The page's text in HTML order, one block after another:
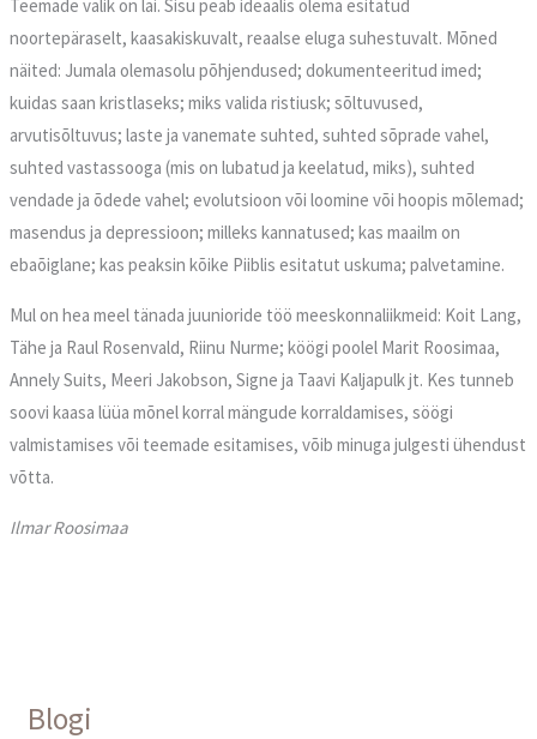
Teemade valik on lai. Sisu peab ideaalis olema esitatud
noortepäraselt, kaasakiskuvalt, reaalse eluga suhestuvalt. Mõned
näited: Jumala olemasolu põhjendused; dokumenteeritud imed;
kuidas saan kristlaseks; miks valida ristiusk; sõltuvused,
arvutisõltuvus; laste ja vanemate suhted, suhted sõprade vahel,
suhted vastassooga (mis on lubatud ja keelatud, miks), suhted
vendade ja õdede vahel; evolutsioon või loomine või hoopis mõlemad;
masendus ja depressioon; milleks kannatused; kas maailm on
ebaõiglane; kas peaksin kõike Piiblis esitatut uskuma; palvetamine.
Mul on hea meel tänada juunioride töö meeskonnaliikmeid: Koit Lang,
Tähe ja Raul Rosenvald, Riinu Nurme; köögi poolel Marit Roosimaa,
Annely Suits, Meeri Jakobson, Signe ja Taavi Kaljapulk jt. Kes tunneb
soovi kaasa lüüa mõnel korral mängude korraldamises, söögi
valmistamises või teemade esitamises, võib minuga julgesti ühendust
võtta.
Ilmar Roosimaa
Blogi